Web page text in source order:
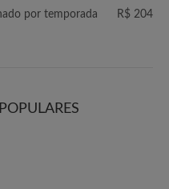
por temporada
R$ 204